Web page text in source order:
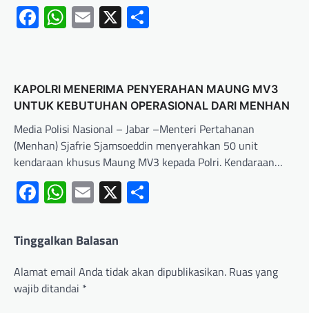
Facebook
WhatsApp
Email
X
KAPOLRI MENERIMA PENYERAHAN MAUNG MV3
UNTUK KEBUTUHAN OPERASIONAL DARI MENHAN
Media Polisi Nasional – Jabar –Menteri Pertahanan
(Menhan) Sjafrie Sjamsoeddin menyerahkan 50 unit
kendaraan khusus Maung MV3 kepada Polri. Kendaraan…
Facebook
WhatsApp
Email
X
Tinggalkan Balasan
Alamat email Anda tidak akan dipublikasikan. Ruas yang
wajib ditandai *